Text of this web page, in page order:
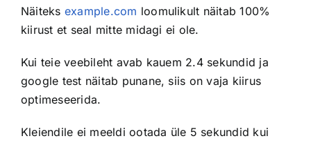
Näiteks example.com loomulikult näitab 100%
kiirust et seal mitte midagi ei ole.
Kui teie veebileht avab kauem 2.4 sekundid ja
google test näitab punane, siis on vaja kiirus
optimeseerida.
Kleiendile ei meeldi ootada üle 5 sekundid kui